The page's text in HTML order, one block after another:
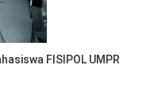
FISIPOL UMPR